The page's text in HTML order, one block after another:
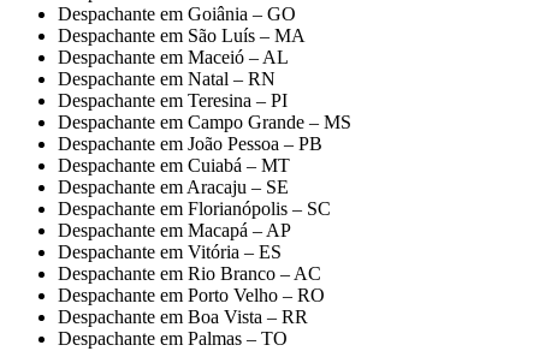
Despachante em Goiânia – GO
Despachante em São Luís – MA
Despachante em Maceió – AL
Despachante em Natal – RN
Despachante em Teresina – PI
Despachante em Campo Grande – MS
Despachante em João Pessoa – PB
Despachante em Cuiabá – MT
Despachante em Aracaju – SE
Despachante em Florianópolis – SC
Despachante em Macapá – AP
Despachante em Vitória – ES
Despachante em Rio Branco – AC
Despachante em Porto Velho – RO
Despachante em Boa Vista – RR
Despachante em Palmas – TO